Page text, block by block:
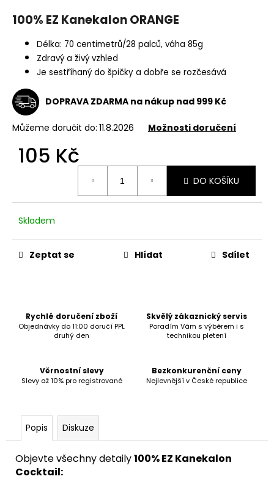
100% EZ Kanekalon ORANGE
Délka: 70 centimetrů/28 palců, váha 85g
Zdravý a živý vzhled
Je sestříhaný do špičky a dobře se rozčesává
DOPRAVA ZDARMA na nákup nad 999 Kč
Můžeme doručit do: 11.8.2026 Možnosti doručení
105 Kč
DO KOŠÍKU
Skladem
Zeptat se Hlídat Sdílet
Rychlé doručení zboží
Objednávky do 11:00 doručí PPL
druhý den
Skvělý zákaznický servis
Poradím Vám s výběrem i s
technikou pletení
Věrnostní slevy
Slevy až 10% pro registrované
Bezkonkurenční ceny
Nejlevnější v České republice
Popis Diskuze
Objevte všechny detaily100% EZ Kanekalon
Cocktail:
a
o
p
o
u
m